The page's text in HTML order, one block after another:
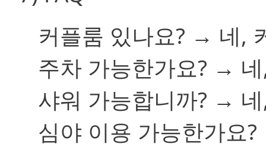
커플룸 있나요? → 네,
주차 가능한가요? →
샤워 가능합니까? →
심야 이용 가능한가요